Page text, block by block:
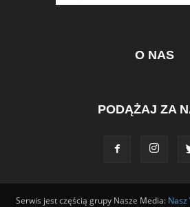
O NAS
PODĄŻAJ ZA
Serwis jest częścią grupy Nasze Media: Nasz